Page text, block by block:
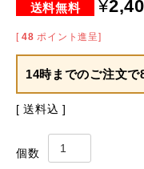
¥
[ 48 ポイント進呈]
14時までのご注文で
送料込